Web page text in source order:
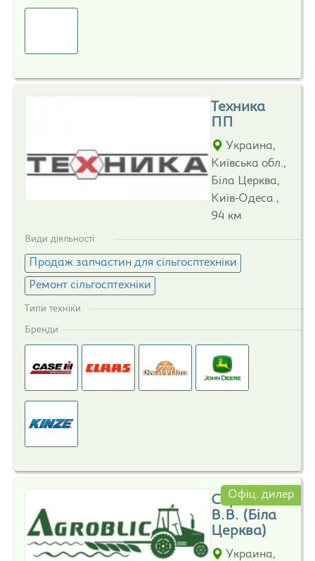
Техника
ПП
Украина,
Київська обл.,
Біла Церква,
Київ-Одеса ,
94 км
Види діяльності
Продаж запчастин для сільгосптехніки
Ремонт сільгосптехніки
Типи техніки
Бренди
Сорока
В.В. (Біла
Церква)
Украина,
Офіц. дилер